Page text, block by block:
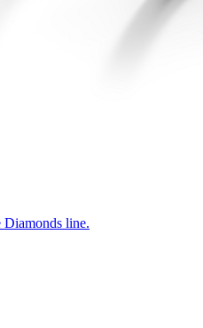
Diamonds line.